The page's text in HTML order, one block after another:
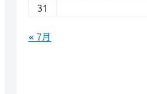
31
« 7月